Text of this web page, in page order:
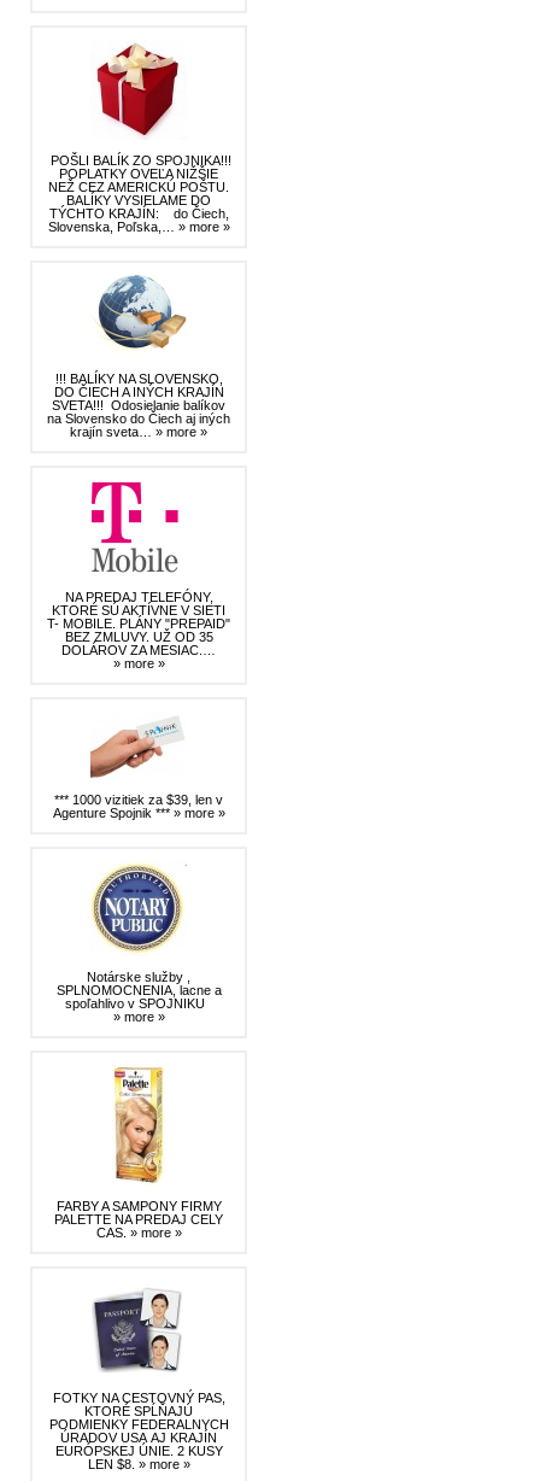
POŠLI BALÍK ZO SPOJNIKA!!!
POPLATKY OVEĽA NIŽŠIE
NEŽ CEZ AMERICKÚ POŠTU.
BALÍKY VYSIELAME DO
TÝCHTO KRAJÍN: do Čiech,
Slovenska, Poľska,… » more »
!!! BALÍKY NA SLOVENSKO,
DO ČIECH A INÝCH KRAJÍN
SVETA!!! Odosielanie balíkov
na Slovensko do Čiech aj iných
krajín sveta… » more »
NA PREDAJ TELEFÓNY,
KTORÉ SÚ AKTÍVNE V SIETI
T- MOBILE. PLÁNY "PREPAID"
BEZ ZMLUVY. UŽ OD 35
DOLÁROV ZA MESIAC.…
» more »
*** 1000 vizitiek za $39, len v
Agenture Spojnik *** » more »
Notárske služby ,
SPLNOMOCNENIA, lacne a
spoľahlivo v SPOJNIKU
» more »
FARBY A SAMPONY FIRMY
PALETTE NA PREDAJ CELY
CAS. » more »
FOTKY NA CESTOVNÝ PAS,
KTORÉ SPĹŇAJÚ
PODMIENKY FEDERALNYCH
ÚRADOV USA AJ KRAJÍN
EURÓPSKEJ ÚNIE. 2 KUSY
LEN $8. » more »